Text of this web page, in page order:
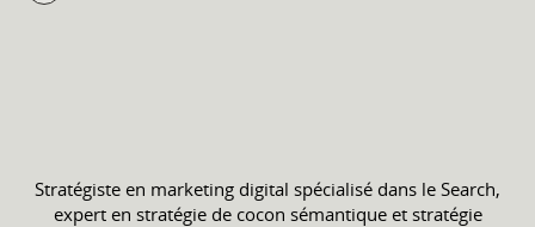
Stratégiste en marketing digital spécialisé dans le Search,
expert en stratégie de cocon sémantique et stratégie